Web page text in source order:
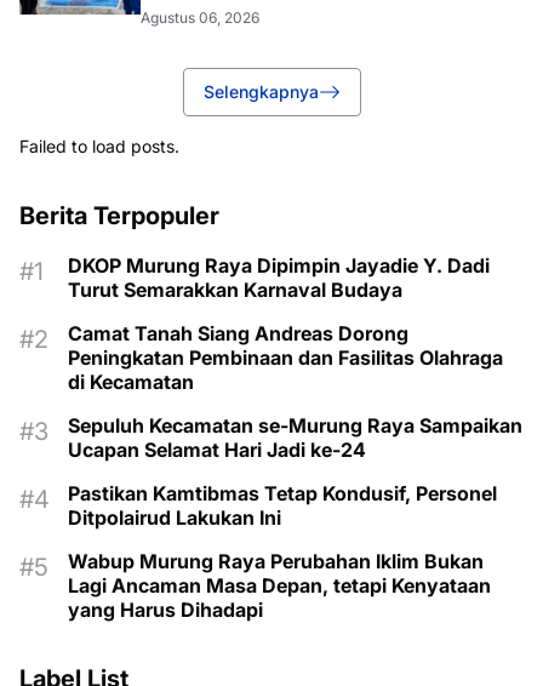
Agustus 06, 2026
Selengkapnya
Failed to load posts.
Berita Terpopuler
DKOP Murung Raya Dipimpin Jayadie Y. Dadi
Turut Semarakkan Karnaval Budaya
Camat Tanah Siang Andreas Dorong
Peningkatan Pembinaan dan Fasilitas Olahraga
di Kecamatan
Sepuluh Kecamatan se-Murung Raya Sampaikan
Ucapan Selamat Hari Jadi ke-24
Pastikan Kamtibmas Tetap Kondusif, Personel
Ditpolairud Lakukan Ini
Wabup Murung Raya Perubahan Iklim Bukan
Lagi Ancaman Masa Depan, tetapi Kenyataan
yang Harus Dihadapi
Label List